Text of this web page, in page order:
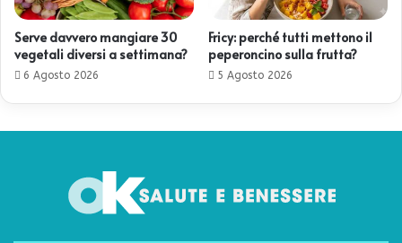
Serve davvero mangiare 30
vegetali diversi a settimana?
6 Agosto 2026
Fricy: perché tutti mettono il
peperoncino sulla frutta?
5 Agosto 2026